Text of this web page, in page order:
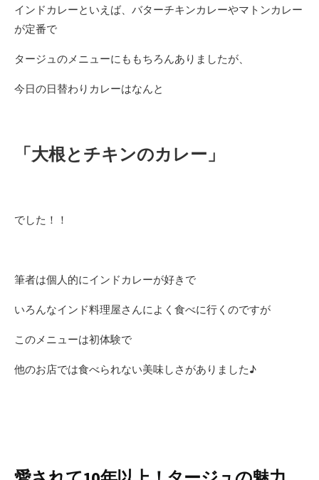
インドカレーといえば、バターチキンカレーやマトンカレー
が定番で
タージュのメニューにももちろんありましたが、
今日の日替わりカレーはなんと
「大根とチキンのカレー」
でした！！
筆者は個人的にインドカレーが好きで
いろんなインド料理屋さんによく食べに行くのですが
このメニューは初体験で
他のお店では食べられない美味しさがありました♪